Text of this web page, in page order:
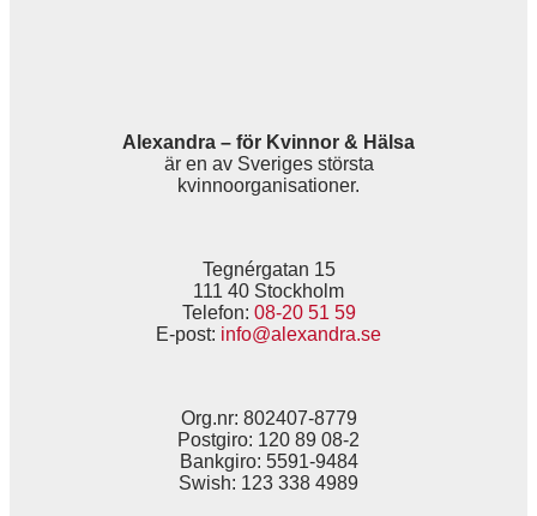
Alexandra – för Kvinnor & Hälsa
är en av Sveriges största
kvinnoorganisationer.
Tegnérgatan 15
111 40 Stockholm
Telefon: 08-20 51 59
E-post: info@alexandra.se
Org.nr: 802407-8779
Postgiro: 120 89 08-2
Bankgiro: 5591-9484
Swish: 123 338 4989